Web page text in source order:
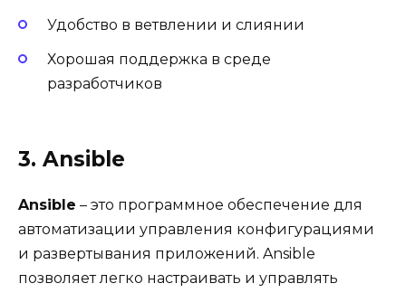
Удобство в ветвлении и слиянии
Хорошая поддержка в среде
разработчиков
3. Ansible
Ansible – это программное обеспечение для
автоматизации управления конфигурациями
и развертывания приложений. Ansible
позволяет легко настраивать и управлять